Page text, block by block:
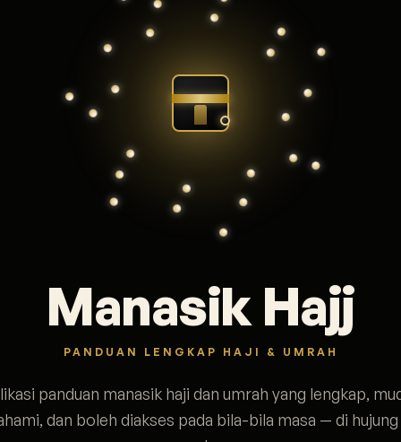
Manasik Hajj
PANDUAN LENGKAP HAJI & UMRAH
panduan manasik haji dan umrah yang lengkap,
dan boleh diakses pada bila-bila masa — di